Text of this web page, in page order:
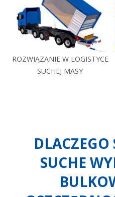
ROZWIĄZANIE W LOGISTYCE
SUCHEJ MASY
DLACZEGO
SUCHE